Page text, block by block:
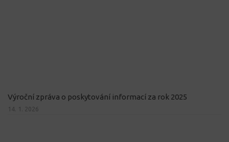
Výroční zpráva o poskytování informací za rok 2025
14. 1. 2026